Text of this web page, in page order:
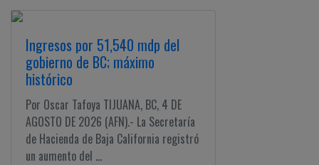
Ingresos por 51,540 mdp del
gobierno de BC; máximo
histórico
Por Oscar Tafoya TIJUANA, BC, 4 DE
AGOSTO DE 2026 (AFN).- La Secretaría
de Hacienda de Baja California registró
un aumento del ...